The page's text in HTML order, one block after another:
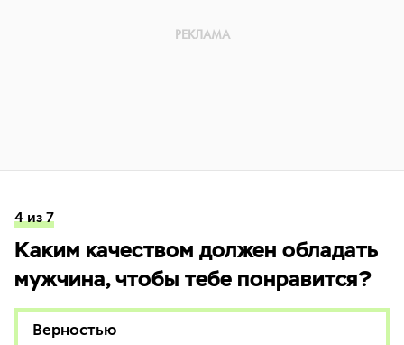
4 из 7
Каким качеством должен обладать
мужчина, чтобы тебе понравится?
Верностью